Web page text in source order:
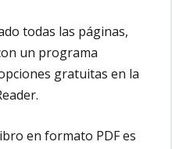
todas las páginas,
un programa
gratuitas en la
en formato PDF es